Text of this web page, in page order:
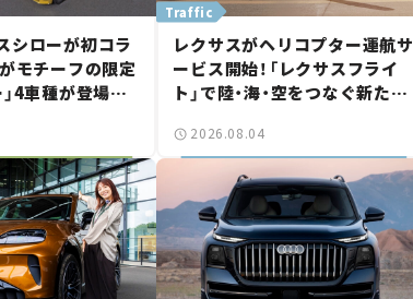
シローが初コラ
モチーフの限定
4車種が登場。
Traffic
レクサスがヘリコプター運航サ
ービス開始！「レクサスフライ
ト」で陸・海・空をつなぐ新たな
2026.08.04